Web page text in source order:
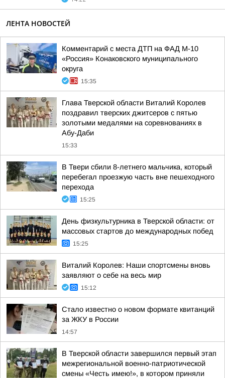
ЛЕНТА НОВОСТЕЙ
Комментарий с места ДТП на ФАД М-10
«Россия» Конаковского муниципального
округа
15:35
Глава Тверской области Виталий Королев
поздравил тверских джитсеров с пятью
золотыми медалями на соревнованиях в
Абу-Даби
15:33
В Твери сбили 8-летнего мальчика, который
перебегал проезжую часть вне пешеходного
перехода
15:25
День физкультурника в Тверской области: от
массовых стартов до международных побед
15:25
Виталий Королев: Наши спортсмены вновь
заявляют о себе на весь мир
15:12
Стало известно о новом формате квитанций
за ЖКУ в России
14:57
В Тверской области завершился первый этап
межрегиональной военно-патриотической
смены «Честь имею!», в котором приняли